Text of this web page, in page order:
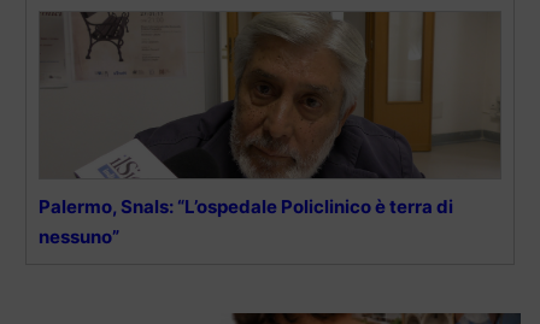
Palermo, Snals: “L’ospedale Policlinico è terra di
nessuno”